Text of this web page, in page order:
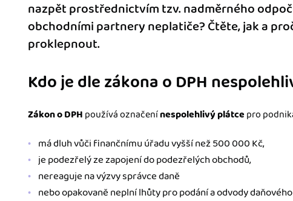
nazpět prostřednictvím tzv. nadměrného
obchodními partnery neplatiče? Čtěte, jak a
proklepnout.
Kdo je dle zákona o DPH
Zákon o DPH používá označenínespolehlivý plátcepro
má dluh vůči finančnímu úřadu vyšší než 500 000 Kč,
je podezřelý ze zapojení do podezřelých obchodů,
nereaguje na výzvy správce daně
nebo opakovaně neplní lhůty pro podání a odvody